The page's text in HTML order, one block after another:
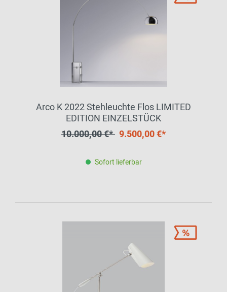
Arco K 2022 Stehleuchte Flos LIMITED
EDITION EINZELSTÜCK
10.000,00 €* 9.500,00 €*
Sofort lieferbar